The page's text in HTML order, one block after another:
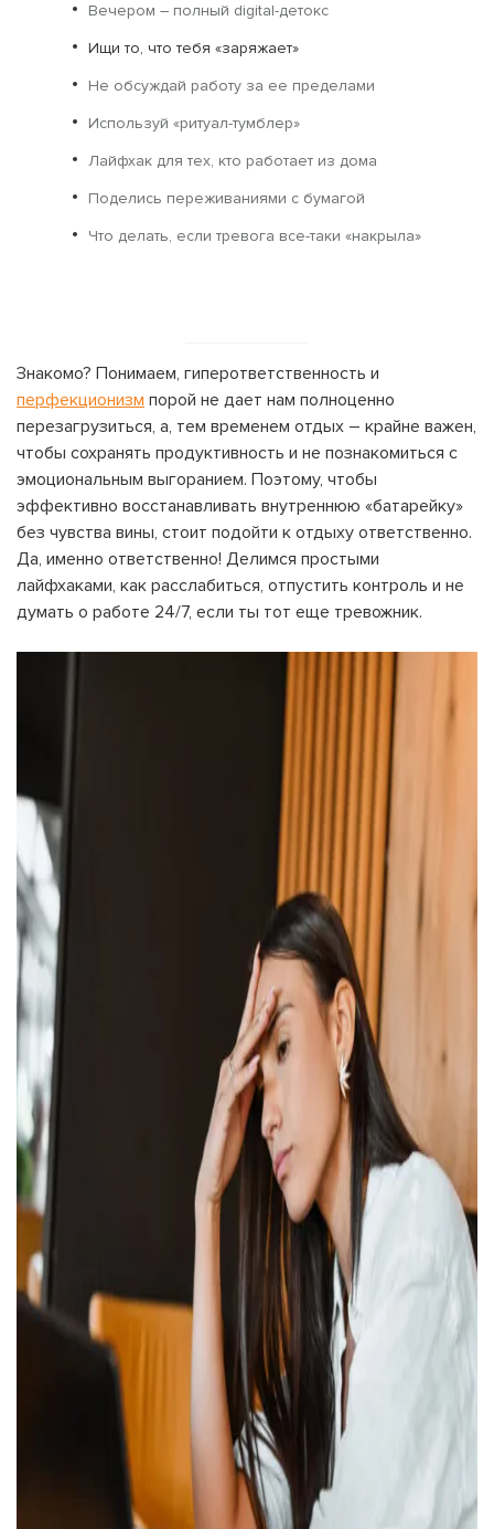
Вечером – полный digital-детокс
Ищи то, что тебя «заряжает»
Не обсуждай работу за ее пределами
Используй «ритуал-тумблер»
Лайфхак для тех, кто работает из дома
Поделись переживаниями с бумагой
Что делать, если тревога все-таки «накрыла»
Знакомо? Понимаем, гиперответственность и
перфекционизм порой не дает нам полноценно
перезагрузиться, а, тем временем отдых – крайне важен,
чтобы сохранять продуктивность и не познакомиться с
эмоциональным выгоранием. Поэтому, чтобы
эффективно восстанавливать внутреннюю «батарейку»
без чувства вины, стоит подойти к отдыху ответственно.
Да, именно ответственно! Делимся простыми
лайфхаками, как расслабиться, отпустить контроль и не
думать о работе 24/7, если ты тот еще тревожник.